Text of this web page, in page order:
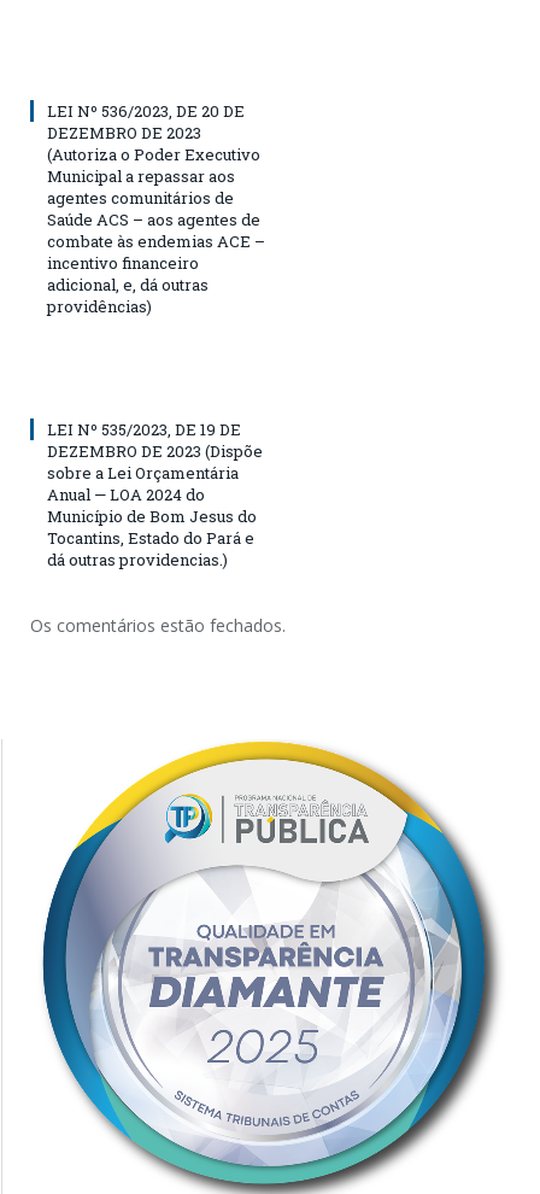
LEI Nº 536/2023, DE 20 DE
DEZEMBRO DE 2023
(Autoriza o Poder Executivo
Municipal a repassar aos
agentes comunitários de
Saúde ACS – aos agentes de
combate às endemias ACE –
incentivo financeiro
adicional, e, dá outras
providências)
LEI Nº 535/2023, DE 19 DE
DEZEMBRO DE 2023 (Dispõe
sobre a Lei Orçamentária
Anual — LOA 2024 do
Município de Bom Jesus do
Tocantins, Estado do Pará e
dá outras providencias.)
Os comentários estão fechados.